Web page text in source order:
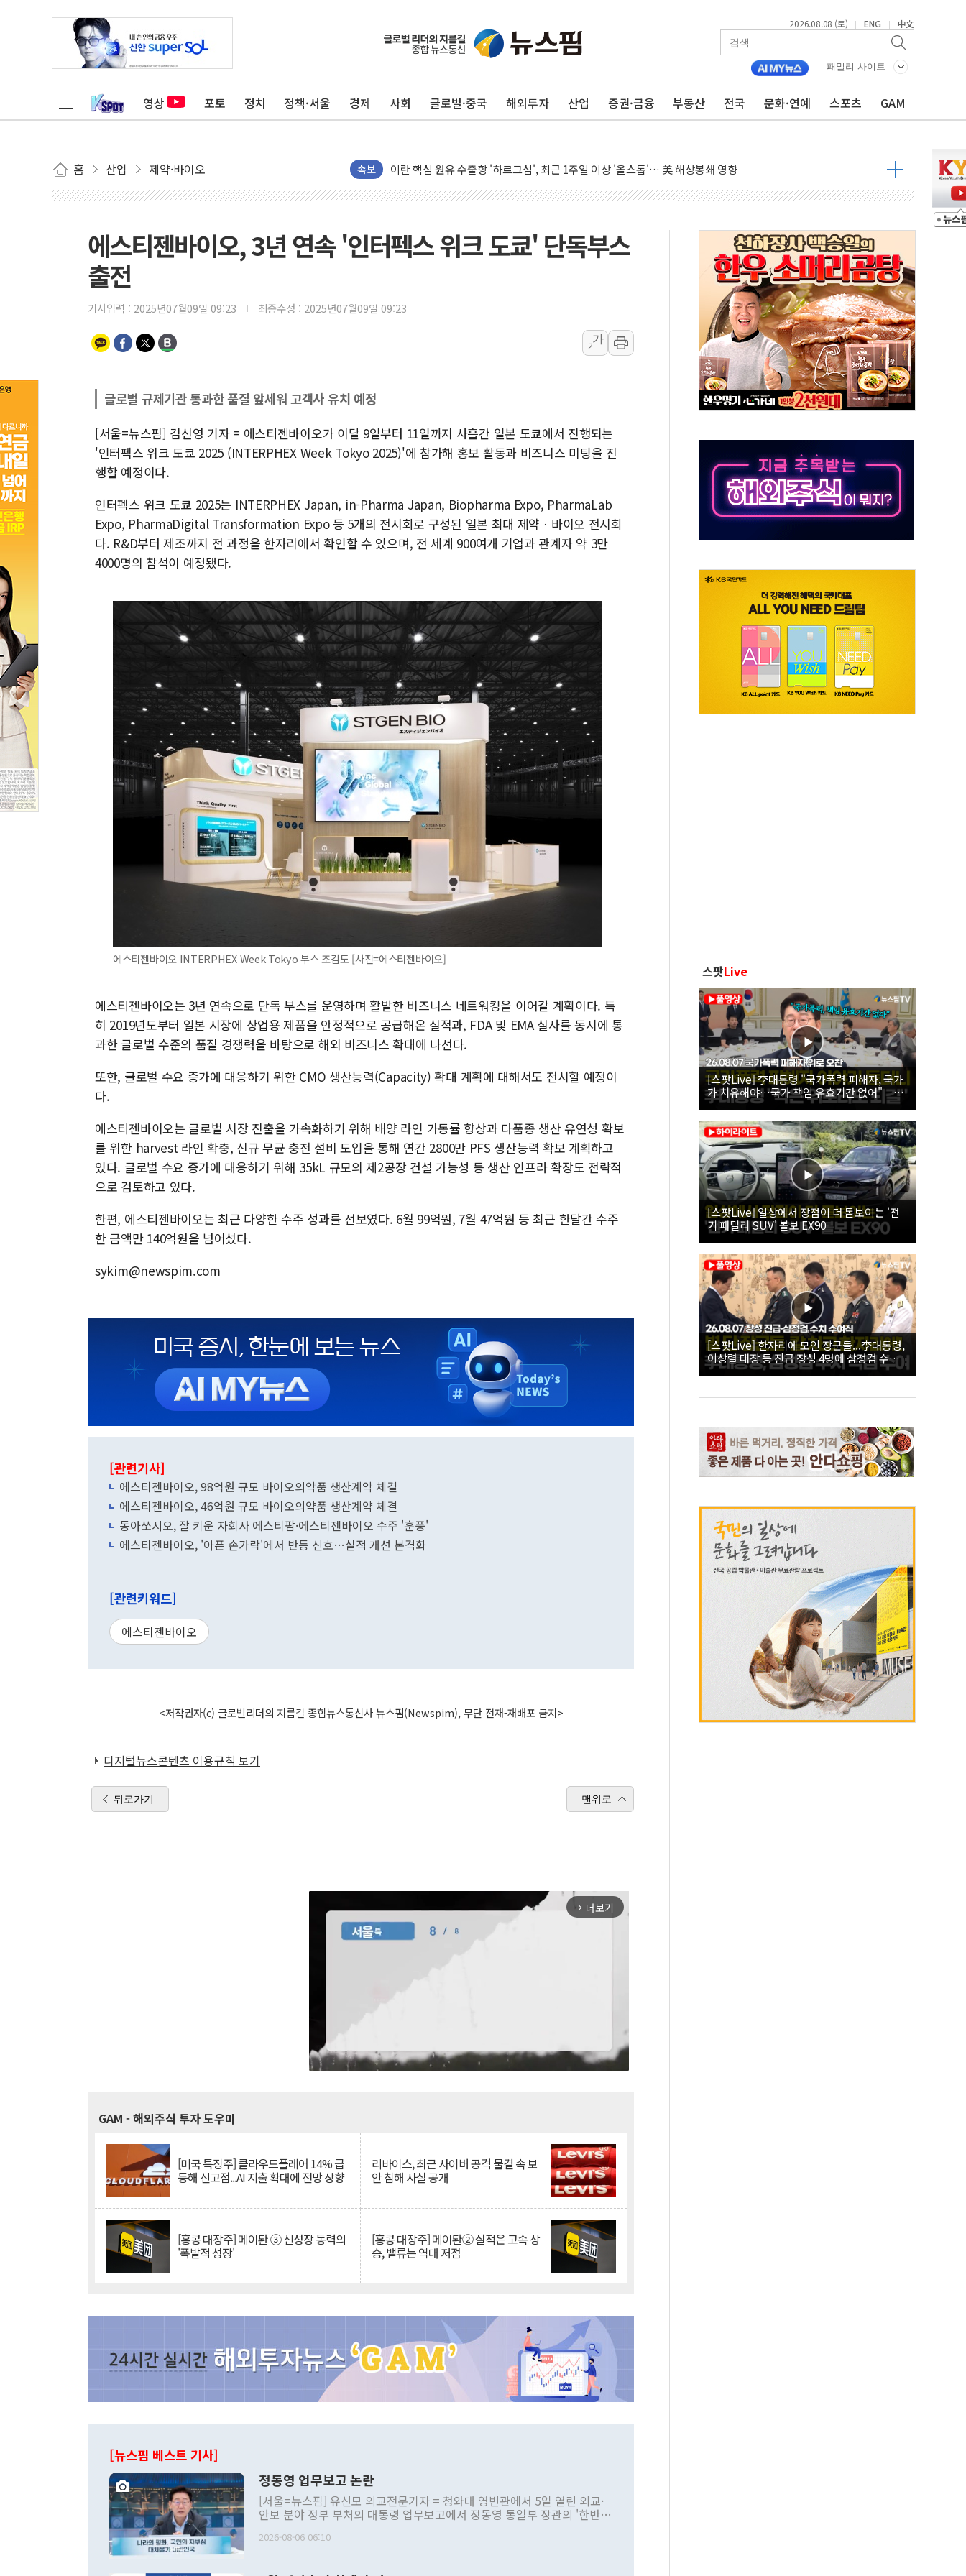
2026.08.08 (토) | ENG | 中文
패밀리 사이트
영상 포토 정치 정책·서울 경제 사회 글로벌·중국 해외투자 산업 증권·금융 부동산 전국 문화·연예 스포츠 GAM
홈 산업 제약·바이오 속보
유럽증시, 美 고용 예상 밖 부진에 연준 금리 인상 가능성 낮아지며 상승… STOXX 600 지수는 나흘 연속 최고치
미 연준 매파 기세 꺾이나…고용 감소에 9월 동결 전망 우세
트럼프, 백신·자폐증 행정명령 검토…"이르면 다음 주"
美 항소법원, 백악관 무도회장 공사 중단 명령…트럼프 제동
美 고용 쇼크에 엔화 장중 급등…시장은 "또 개입했나" 촉각
[AI MY 뉴스] 뉴욕 반도체주 프리뷰...美 고용 쇼크에 반도체주 '활짝'
[종합] 美 7월 고용 2만3000명 감소 '쇼크'…9월 금리 인상 기대 후퇴
[사진] 이슬람 수니파 3개국, 공동방위협정 체결
뉴욕증시 개장 전 특징주...아틀라시안·클라우드플레어·태양광주↑ VS 트레이드데스크·웬디스↓
특정 정치인 측근 포항시 정책특보 내정설...포항시 '시끌'
李 "해남 태양광, 대한민국 다음 100년 밑거름…수도권 집중 완화 전환점"
李 대통령, '6시간 마라톤 부동산 2차 회의' 주재… "전폭적 공급 확대·속도전 총력"
[사진] 빈살만과 에르도안의 만남
이란와이어 "이란 최고지도자 위독…곧 사망해도 놀랍지 않아"
에스티젠바이오, 3년 연속 '인터펙스 위크 도쿄' 단독부스
출전
기사입력 : 2025년07월09일 09:23 최종수정 : 2025년07월09일 09:23
가
가
글로벌 규제기관 통과한 품질 앞세워 고객사 유치 예정
[서울=뉴스핌] 김신영 기자 = 에스티젠바이오가 이달 9일부터 11일까지 사흘간 일본 도쿄에서 진행되는
'인터펙스 위크 도쿄 2025 (INTERPHEX Week Tokyo 2025)'에 참가해 홍보 활동과 비즈니스 미팅을 진
행할 예정이다.
인터펙스 위크 도쿄 2025는 INTERPHEX Japan, in-Pharma Japan, Biopharma Expo, PharmaLab
Expo, PharmaDigital Transformation Expo 등 5개의 전시회로 구성된 일본 최대 제약ㆍ바이오 전시회
다. R&D부터 제조까지 전 과정을 한자리에서 확인할 수 있으며, 전 세계 900여개 기업과 관계자 약 3만
4000명의 참석이 예정됐다.
에스티젠바이오 INTERPHEX Week Tokyo 부스 조감도 [사진=에스티젠바이오]
에스티젠바이오는 3년 연속으로 단독 부스를 운영하며 활발한 비즈니스 네트워킹을 이어갈 계획이다. 특
히 2019년도부터 일본 시장에 상업용 제품을 안정적으로 공급해온 실적과, FDA 및 EMA 실사를 동시에 통
과한 글로벌 수준의 품질 경쟁력을 바탕으로 해외 비즈니스 확대에 나선다.
또한, 글로벌 수요 증가에 대응하기 위한 CMO 생산능력(Capacity) 확대 계획에 대해서도 전시할 예정이
다.
에스티젠바이오는 글로벌 시장 진출을 가속화하기 위해 배양 라인 가동률 향상과 다품종 생산 유연성 확보
를 위한 harvest 라인 확충, 신규 무균 충전 설비 도입을 통해 연간 2800만 PFS 생산능력 확보 계획하고
있다. 글로벌 수요 증가에 대응하기 위해 35kL 규모의 제2공장 건설 가능성 등 생산 인프라 확장도 전략적
으로 검토하고 있다.
한편, 에스티젠바이오는 최근 다양한 수주 성과를 선보였다. 6월 99억원, 7월 47억원 등 최근 한달간 수주
한 금액만 140억원을 넘어섰다.
sykim@newspim.com
[관련기사]
에스티젠바이오, 98억원 규모 바이오의약품 생산계약 체결
에스티젠바이오, 46억원 규모 바이오의약품 생산계약 체결
동아쏘시오, 잘 키운 자회사 에스티팜·에스티젠바이오 수주 '훈풍'
에스티젠바이오, '아픈 손가락'에서 반등 신호…실적 개선 본격화
[관련키워드]
에스티젠바이오
<저작권자(c) 글로벌리더의 지름길 종합뉴스통신사 뉴스핌(Newspim), 무단 전재-재배포 금지>
디지털뉴스콘텐츠 이용규칙 보기
뒤로가기 맨위로
arrow_forward_ios 더보기
GAM - 해외주식 투자 도우미
[미국 특징주] 클라우드플레어 14% 급
등해 신고점...AI 지출 확대에 전망 상향
리바이스, 최근 사이버 공격 물결 속 보
안 침해 사실 공개
[홍콩 대장주] 메이퇀 ③ 신성장 동력의
'폭발적 성장'
[홍콩 대장주] 메이퇀② 실적은 고속 상
승, 밸류는 역대 저점
[뉴스핌 베스트 기사]
정동영 업무보고 논란
[서울=뉴스핌] 유신모 외교전문기자 = 청와대 영빈관에서 5일 열린 외교·
안보 분야 정부 부처의 대통령 업무보고에서 정동영 통일부 장관의 '한반도
발언 중에는 정부 내 조율을 거치지 않은 사안을 정책으로 추진하겠다고 공
2026-08-06 06:10
스팟Live
[스팟Live] 李대통령 "국가폭력 피해자, 국가
가 치유해야…국가 책임 유효기간 없어"｜
26.08.07 국가폭력 피해자 위로 오찬
[스팟Live] 일상에서 장점이 더 돋보이는 '전
기 패밀리 SUV' 볼보 EX90
[스팟Live] 한자리에 모인 장군들...李대통령,
이상렬 대장 등 진급 장성 4명에 삼정검 수치
직접 수여｜26.08.07 장성 진급·삼정검 수치